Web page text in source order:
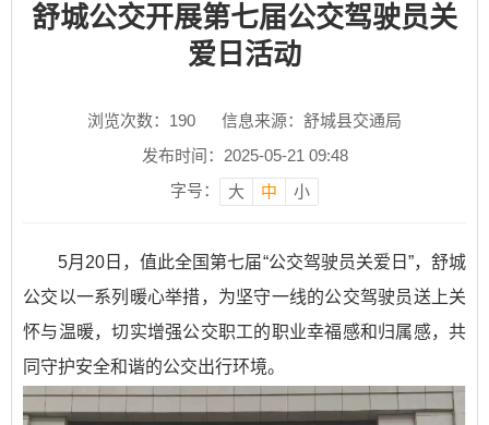
舒城公交开展第七届公交驾驶员关
爱日活动
浏览次数： 190
信息来源：舒城县交通局
发布时间：2025-05-21 09:48
字号：
大 中 小
5月20日，值此全国第七届“公交驾驶员关爱日”，舒城
公交以一系列暖心举措，为坚守一线的公交驾驶员送上关
怀与温暖，切实增强公交职工的职业幸福感和归属感，共
同守护安全和谐的公交出行环境。